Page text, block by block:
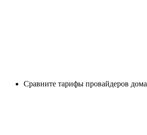
Сравните тарифы провайдеров дома